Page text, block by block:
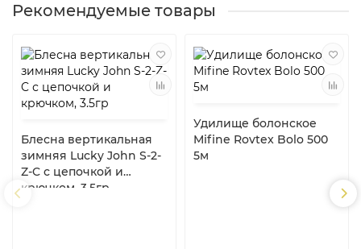
Рекомендуемые товары
Блесна вертикальная
зимняя Lucky John S-2-
Z-C с цепочкой и
крючком, 3.5гр
Удилище болонское
Mifine Rovtex Bolo 500
5м